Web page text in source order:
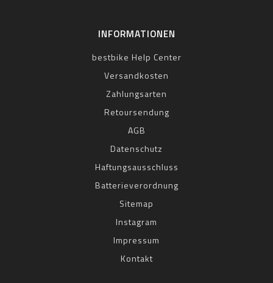
INFORMATIONEN
bestbike Help Center
Versandkosten
Zahlungsarten
Retoursendung
AGB
Datenschutz
Haftungsausschluss
Batterieverordnung
Sitemap
Instagram
Impressum
Kontakt